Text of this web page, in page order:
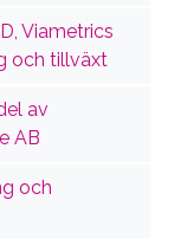
Viametrics
och tillväxt
av
AB
och